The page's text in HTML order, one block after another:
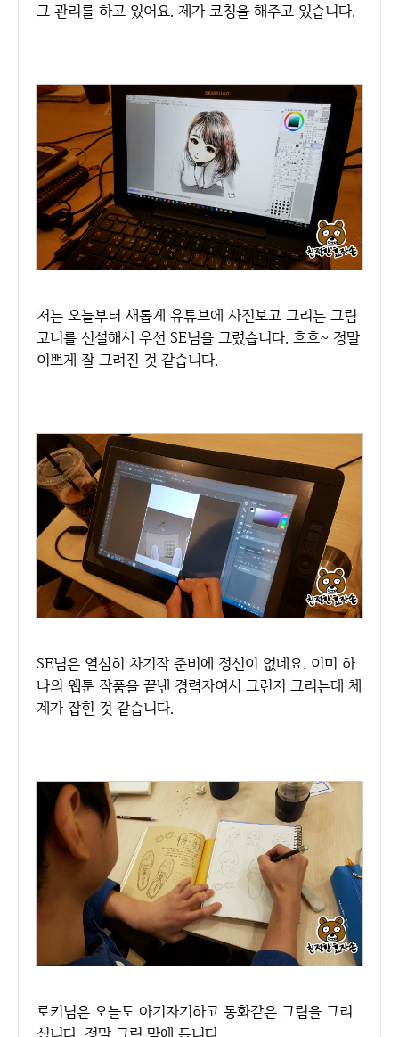
그 관리를 하고 있어요. 제가 코칭을 해주고 있습니다.
저는 오늘부터 새롭게 유튜브에 사진보고 그리는 그림
코너를 신설해서 우선 SE님을 그렸습니다. 흐흐~ 정말
이쁘게 잘 그려진 것 같습니다.
SE님은 열심히 차기작 준비에 정신이 없네요. 이미 하
나의 웹툰 작품을 끝낸 경력자여서 그런지 그리는데 체
계가 잡힌 것 같습니다.
로키님은 오늘도 아기자기하고 동화같은 그림을 그리